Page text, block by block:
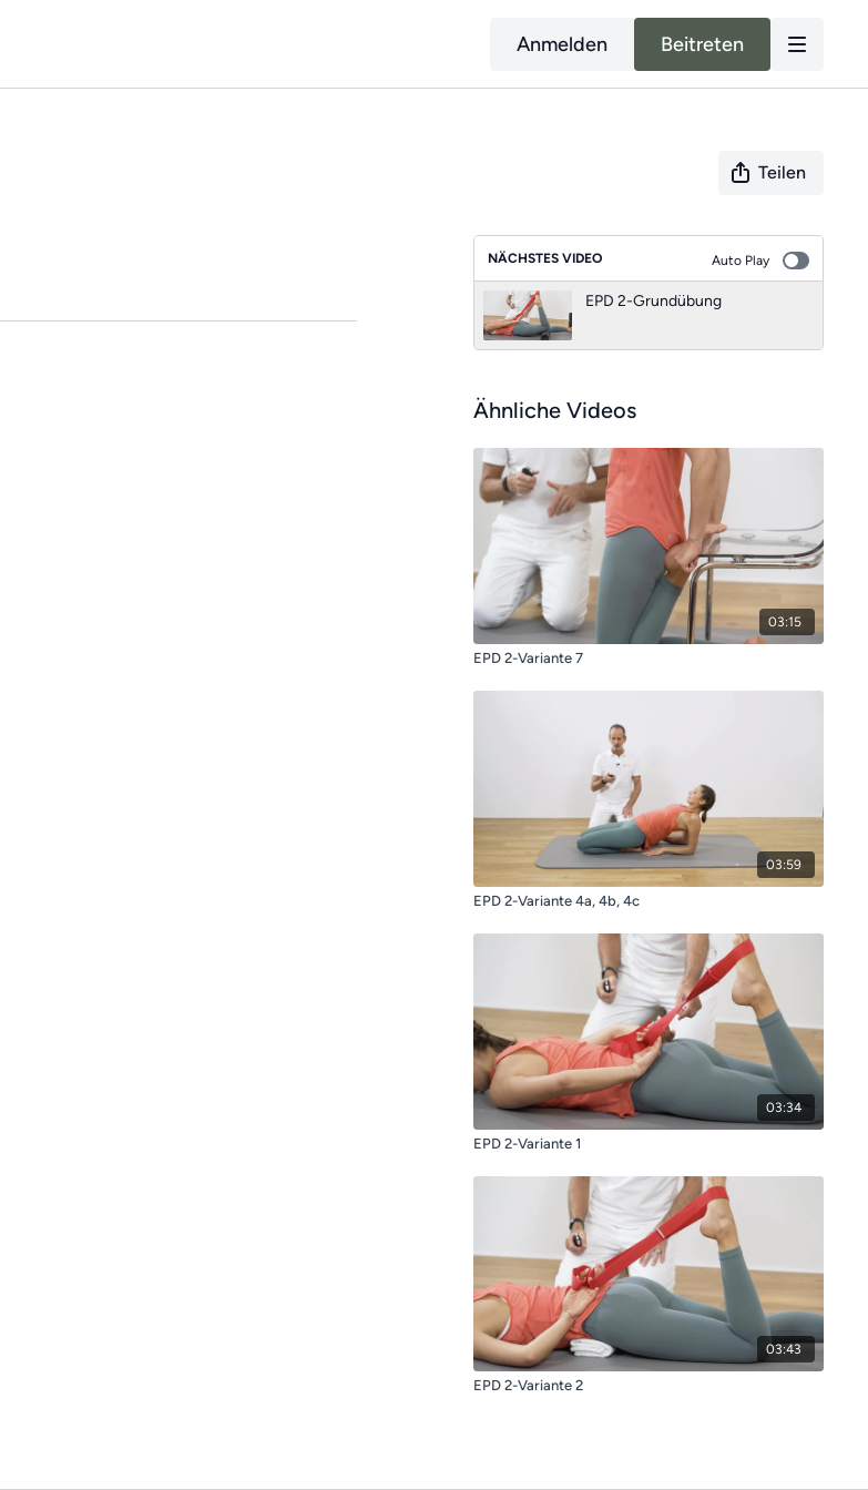
Anmelden Beitreten
Teilen
NÄCHSTES VIDEO Auto Play
EPD 2-Grundübung
Ähnliche Videos
03:15
EPD 2-Variante 7
03:59
EPD 2-Variante 4a, 4b, 4c
03:34
EPD 2-Variante 1
03:43
EPD 2-Variante 2